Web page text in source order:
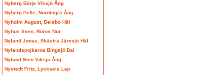
Nyberg Börje Viksjö Ång
Nyberg Pelle, Nordingrå Ång
Nyholm August, Delsbo Häl
Nyhus Sven, Röros Nor
Nyland Jonas, Skästra Järvsjö Häl
Nylandspojkarna Bingsjö Dal
Nylund Sten Viksjö Ång
Nystedt Fritz, Lycksele Lap